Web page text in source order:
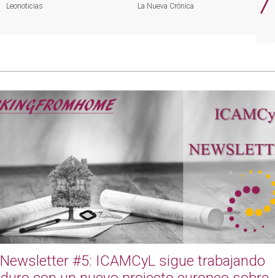
Leonoticias La Nueva Crónica
Newsletter #5: ICAMCyL sigue trabajando